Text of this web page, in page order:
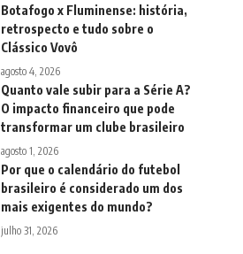
Botafogo x Fluminense: história,
retrospecto e tudo sobre o
Clássico Vovô
agosto 4, 2026
Quanto vale subir para a Série A?
O impacto financeiro que pode
transformar um clube brasileiro
agosto 1, 2026
Por que o calendário do futebol
brasileiro é considerado um dos
mais exigentes do mundo?
julho 31, 2026